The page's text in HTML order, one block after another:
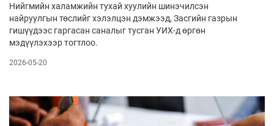
Нийгмийн халамжийн тухай хуулийн шинэчилсэн
найруулгын төслийг хэлэлцэн дэмжээд, Засгийн газрын
гишүүдээс гаргасан саналыг тусган УИХ-д өргөн
мэдүүлэхээр тогтлоо.
2026-05-20